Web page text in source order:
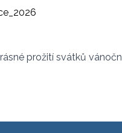
prožití svátků